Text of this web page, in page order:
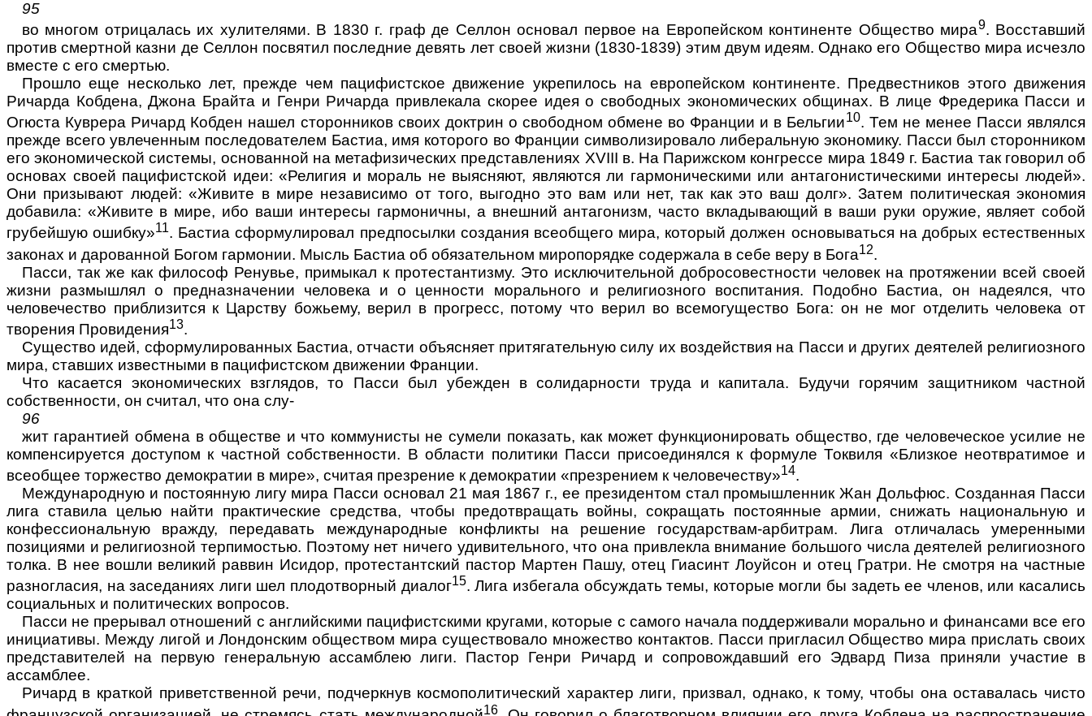
95
во многом отрицалась их хулителями. В 1830 г. граф де Селлон основал первое на Европейском континенте Общест­во мира9. Восставший
против смертной казни де Селлон по­святил последние девять лет своей жизни (1830-1839) этим двум идеям. Однако его Общество мира исчезло
вместе с его смертью.
Прошло еще несколько лет, прежде чем пацифистское движение укрепилось на европейском континенте. Предвест­ников этого движения
Ричарда Кобдена, Джона Брайта и Генри Ричарда привлекала скорее идея о свободных эконо­мических общинах. В лице Фредерика Пасси и
Огюста Куврера Ричард Кобден нашел сторонников своих доктрин о свободном обмене во Франции и в Бельгии10. Тем не менее Пасси являлся
прежде всего увлеченным последователем Бастиа, имя которого во Франции символизировало либе­ральную экономику. Пасси был сторонником
его экономи­ческой системы, основанной на метафизических представле­ниях XVIII в. На Парижском конгрессе мира 1849 г. Бастиа так говорил об
основах своей пацифистской идеи: «Религия и мораль не выясняют, являются ли гармоническими или ан­тагонистическими интересы людей».
Они призывают людей: «Живите в мире независимо от того, выгодно это вам или нет, так как это ваш долг». Затем политическая экономия
добавила: «Живите в мире, ибо ваши интересы гармоничны, а внешний антагонизм, часто вкладывающий в ваши руки оружие, являет собой
грубейшую ошибку»11. Бастиа сфор­мулировал предпосылки создания всеобщего мира, который должен основываться на добрых естественных
законах и да­рованной Богом гармонии. Мысль Бастиа об обязательном миропорядке содержала в себе веру в Бога12.
Пасси, так же как философ Ренувье, примыкал к протес­тантизму. Это исключительной добросовестности человек на протяжении всей своей
жизни размышлял о предназначении человека и о ценности морального и религиозного воспита­ния. Подобно Бастиа, он надеялся, что
человечество при­близится к Царству божьему, верил в прогресс, потому что верил во всемогущество Бога: он не мог отделить человека от
творения Провидения13.
Существо идей, сформулированных Бастиа, отчасти объ­ясняет притягательную силу их воздействия на Пасси и дру­гих деятелей религиозного
мира, ставших известными в па­цифистском движении Франции.
Что касается экономических взглядов, то Пасси был убежден в солидарности труда и капитала. Будучи горячим защитником частной
собственности, он считал, что она слу-
96
жит гарантией обмена в обществе и что коммунисты не су­мели показать, как может функционировать общество, где человеческое усилие не
компенсируется доступом к частной собственности. В области политики Пасси присоединялся к формуле Токвиля «Близкое неотвратимое и
всеобщее торже­ство демократии в мире», считая презрение к демократии «презрением к человечеству»14.
Международную и постоянную лигу мира Пасси основал 21 мая 1867 г., ее президентом стал промышленник Жан Дольфюс. Созданная Пасси
лига ставила целью найти прак­тические средства, чтобы предотвращать войны, сокращать постоянные армии, снижать национальную и
конфессио­нальную вражду, передавать международные конфликты на решение государствам-арбитрам. Лига отличалась умерен­ными
позициями и религиозной терпимостью. Поэтому нет ничего удивительного, что она привлекла внимание большо­го числа деятелей религиозного
толка. В нее вошли великий раввин Исидор, протестантский пастор Мартен Пашу, отец Гиасинт Лоуйсон и отец Гратри. Не смотря на частные
раз­ногласия, на заседаниях лиги шел плодотворный диалог15. Лига избегала обсуждать темы, которые могли бы задеть ее членов, или касались
социальных и политических вопросов.
Пасси не прерывал отношений с английскими пацифист­скими кругами, которые с самого начала поддерживали мо­рально и финансами все его
инициативы. Между лигой и Лондонским обществом мира существовало множество кон­тактов. Пасси пригласил Общество мира прислать своих
представителей на первую генеральную ассамблею лиги. Па­стор Генри Ричард и сопровождавший его Эдвард Пиза приняли участие в
ассамблее.
Ричард в краткой приветственной речи, подчеркнув кос­мополитический характер лиги, призвал, однако, к тому, чтобы она оставалась чисто
16